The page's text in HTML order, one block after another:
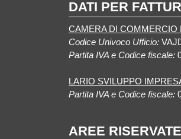
DATI PER
CAMERA DI COMMERCIO
Codice Univoco Ufficio:
Partita IVA e Codice fiscale:
LARIO SVILUPPO
Partita IVA e Codice fiscale:
AREE RISERVATE